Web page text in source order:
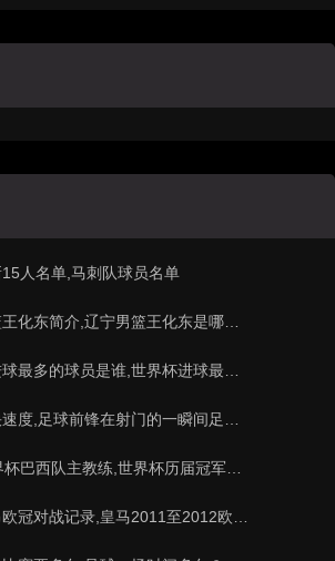
人名单,马刺队球员名单
东简介,辽宁男篮王化东是哪里人？
的球员是谁,世界杯进球最多的球员是谁？
前锋在射门的一瞬间足球的速度有多快？？
西队主教练,世界杯历届冠军球队教练
对战记录,皇马2011至2012欧冠赛程&nbs